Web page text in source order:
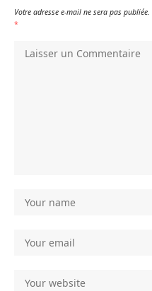
Votre adresse e-mail ne sera pas publiée.
*